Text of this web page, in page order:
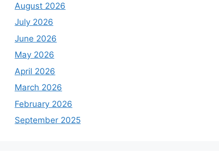
August 2026
July 2026
June 2026
May 2026
April 2026
March 2026
February 2026
September 2025